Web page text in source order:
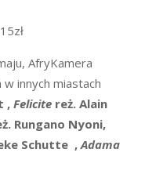
AfryKamera
innych miastach
, Felicite reż. Alain
Rungano Nyoni,
Schutte , Adama